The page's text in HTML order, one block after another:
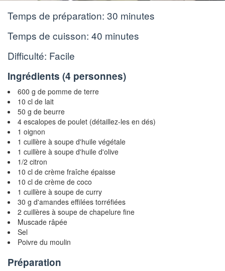
Temps de préparation: 30 minutes
Temps de cuisson: 40 minutes
Difficulté: Facile
Ingrédients (4 personnes)
600 g de pomme de terre
10 cl de lait
50 g de beurre
4 escalopes de poulet (détaillez-les en dés)
1 oignon
1 cuillère à soupe d'huile végétale
1 cuillère à soupe d'huile d'olive
1/2 citron
10 cl de crème fraîche épaisse
10 cl de crème de coco
1 cuillère à soupe de curry
30 g d'amandes effilées torréfiées
2 cuillères à soupe de chapelure fine
Muscade râpée
Sel
Poivre du moulin
Préparation